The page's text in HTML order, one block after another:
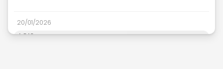
20/01/2026
LOIS